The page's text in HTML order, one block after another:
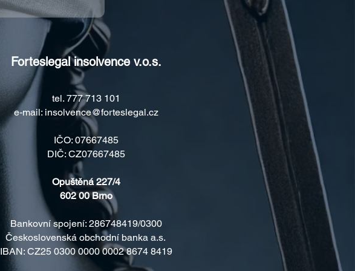
Forteslegal insolvence v.o.s.
tel. 777 713 101
e-mail: insolvence@forteslegal.cz
IČO: 07667485
DIČ: CZ07667485
Opuštěná 227/4
602 00 Brno
Bankovní spojení: ​286748419/0300
Československá obchodní banka a.s. ​​​
IBAN: CZ25 0300 0000 0002 8674 8419